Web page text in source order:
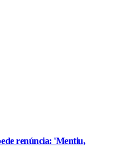
renúncia: 'Mentiu,